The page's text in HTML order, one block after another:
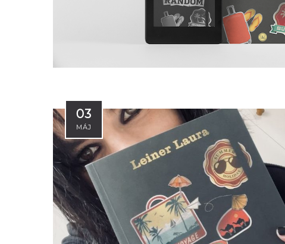
03
MÁJ